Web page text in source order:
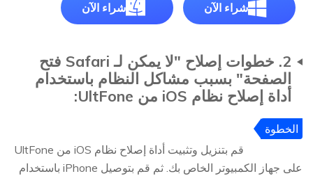
شراء الآن شراء الآن
2. خطوات إصلاح "لا يمكن لـ Safari فتح
الصفحة" بسبب مشاكل النظام باستخدام
أداة إصلاح نظام iOS من UltFone:
الخطوة
قم بتنزيل وتثبيت أداة إصلاح نظام iOS من UltFone
على جهاز الكمبيوتر الخاص بك. ثم قم بتوصيل iPhone باستخدام